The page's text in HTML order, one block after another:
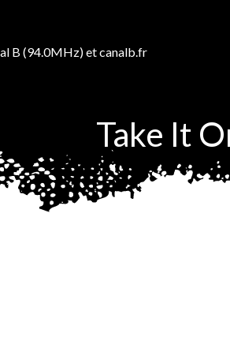
B (94.0MHz) et canalb.fr
Take It